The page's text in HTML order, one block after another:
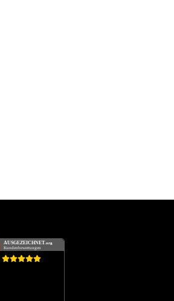
AUSGEZEICHNET .org
Kundenbewertungen